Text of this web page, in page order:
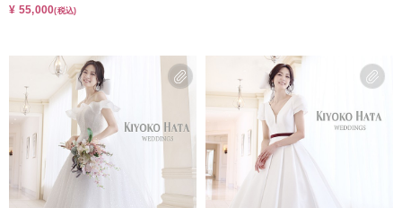
¥ 55,000(税込)